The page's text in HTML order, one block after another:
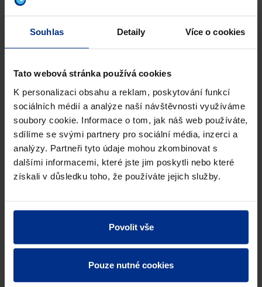
Souhlas Detaily Více o cookies
Tato webová stránka používá cookies
K personalizaci obsahu a reklam, poskytování funkcí
sociálních médií a analýze naší návštěvnosti využíváme
soubory cookie. Informace o tom, jak náš web používáte,
sdílíme se svými partnery pro sociální média, inzerci a
analýzy. Partneři tyto údaje mohou zkombinovat s
dalšími informacemi, které jste jim poskytli nebo které
získali v důsledku toho, že používáte jejich služby.
Povolit vše
Pouze nutné cookies
Materiál PP
Kruhová tuhost 12 kN/m2, 16 kN/m2
SDR 6m
Certifikát ČSN EN 13 476-3
Způsob
přes integrované
hrdlo
Parametr e5 ≥ 3 mm